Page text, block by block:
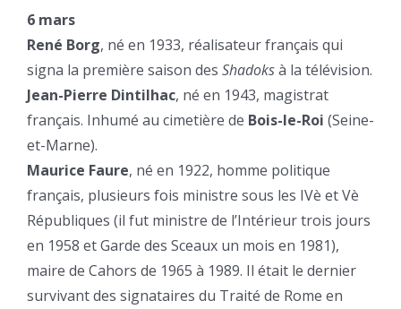
6 mars
René Borg, né en 1933, réalisateur français qui
signa la première saison des Shadoksà la télévision.
Jean-Pierre Dintilhac, né en 1943, magistrat
français. Inhumé au cimetière de Bois-le-Roi (Seine-
et-Marne).
Maurice Faure, né en 1922, homme politique
français, plusieurs fois ministre sous les IVè et Vè
Républiques (il fut ministre de l’Intérieur trois jours
en 1958 et Garde des Sceaux un mois en 1981),
maire de Cahors de 1965 à 1989. Il était le dernier
survivant des signataires du Traité de Rome en